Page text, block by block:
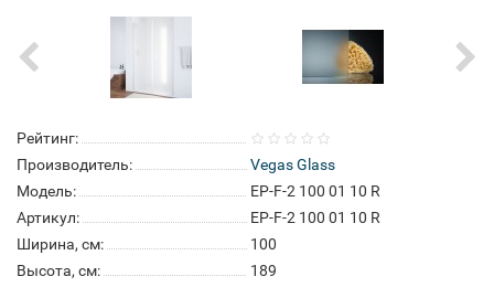
Рейтинг:
Производитель:
Vegas Glass
Модель:
EP-F-2 100 01 10 R
Артикул:
EP-F-2 100 01 10 R
Ширина, см:
100
Высота, см:
189